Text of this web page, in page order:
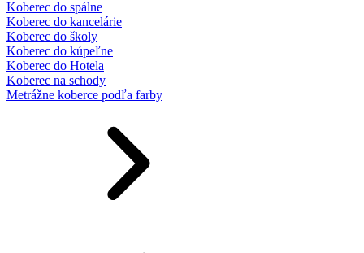
Koberec do spálne
Koberec do kancelárie
Koberec do školy
Koberec do kúpeľne
Koberec do Hotela
Koberec na schody
Metrážne koberce podľa farby